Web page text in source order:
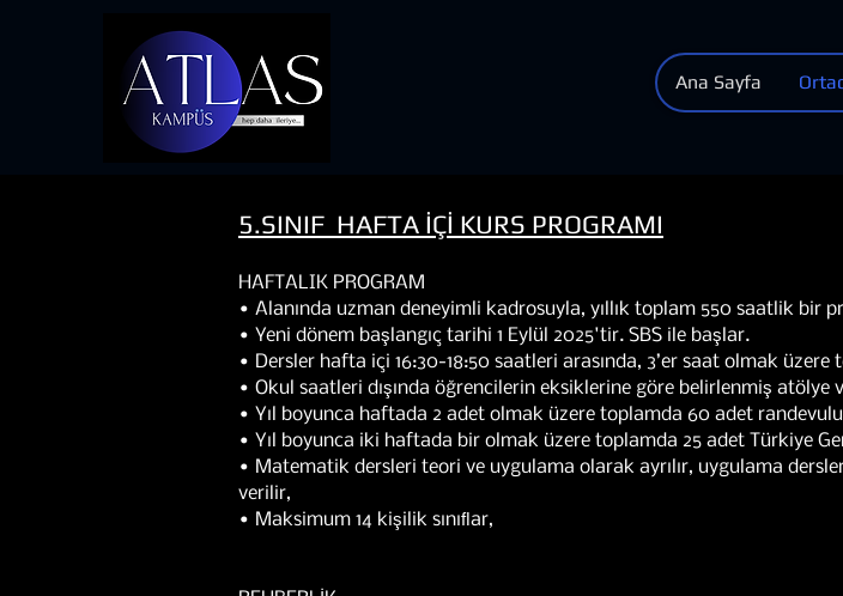
Ana Sayfa
5.SINIF HAFTA İÇİ KURS PROGRAMI
HAFTALIK PROGRAM
• Alanında uzman deneyimli kadrosuyla, yıllık toplam 550 saatlik bir
• Yeni dönem başlangıç tarihi 1 Eylül 2025'tir. SBS ile başlar.
• Dersler hafta içi 16:30-18:50 saatleri arasında, 3’er saat olmak üzere
• Okul saatleri dışında öğrencilerin eksiklerine göre belirlenmiş atölye
• Yıl boyunca haftada 2 adet olmak üzere toplamda 60 adet
• Yıl boyunca iki haftada bir olmak üzere toplamda 25 adet Türkiye
• Matematik dersleri teori ve uygulama olarak ayrılır, uygulama
verilir,
• Maksimum 14 kişilik sınıﬂar,